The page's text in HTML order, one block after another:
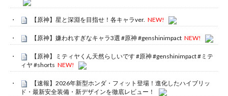
【原神】星と深淵を目指せ！各キャラver. NEW!
【原神】嫌われすぎなキャラ3選 #原神 #genshinimpact NEW!
【原神】ミティヤくん天然らしいです #原神 #genshinimpact #ミテ
ィヤ #shorts NEW!
【速報】2026年新型ホンダ・フィット登場！進化したハイブリッ
ド・最新安全装備・新デザインを徹底レビュー！